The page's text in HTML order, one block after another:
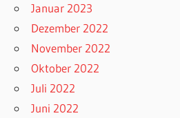
Januar 2023
Dezember 2022
November 2022
Oktober 2022
Juli 2022
Juni 2022